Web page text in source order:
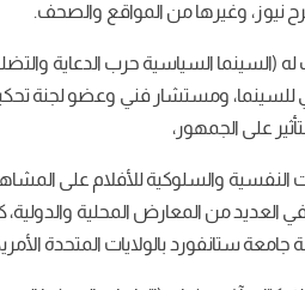
نيوز، وغيرها من المواقع والصحف.
للسينما، ومستشار فني وعضو لجنة
على الجمهور،
النفسية والسلوكية للأفلام على
العديد من المعارض المحلية والدولية،
جامعة ستانفورد بالولايات المتحدة